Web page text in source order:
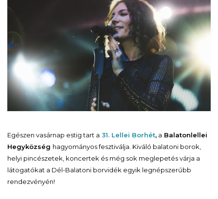
Egészen vasárnap estig tart a 31. Lellei Borhét, a Balatonlellei
Hegyközség hagyományos fesztiválja. Kiváló balatoni borok,
helyi pincészetek, koncertek és még sok meglepetés várja a
látogatókat a Dél-Balatoni borvidék egyik legnépszerűbb
rendezvényén!